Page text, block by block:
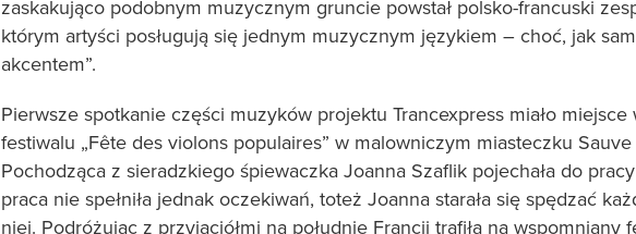
zaskakująco podobnym muzycznym gruncie powstał polsko-francuski
którym artyści posługują się jednym muzycznym językiem – choć, jak
akcentem”.
Pierwsze spotkanie części muzyków projektu Trancexpress miało
festiwalu „Fête des violons populaires” w malowniczym miasteczku
Pochodząca z sieradzkiego śpiewaczka Joanna Szaflik pojechała do
praca nie spełniła jednak oczekiwań, toteż Joanna starała się spędzać
niej. Podróżując z przyjaciółmi na południe Francji trafiła na wspomniany